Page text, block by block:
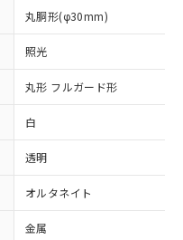
丸胴形(φ30mm)
照光
丸形 フルガード形
白
透明
オルタネイト
金属